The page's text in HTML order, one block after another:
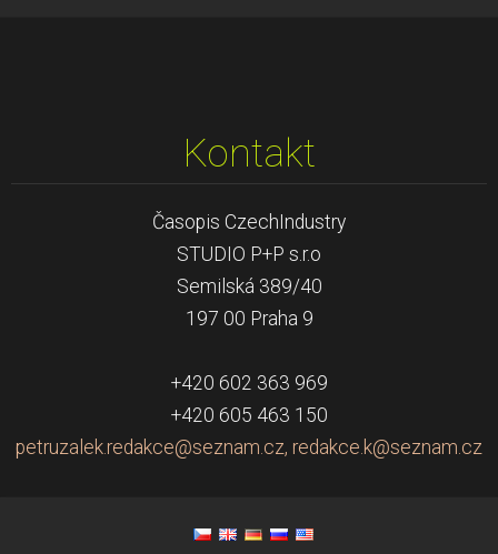
Kontakt
Časopis CzechIndustry
STUDIO P+P s.r.o
Semilská 389/40
197 00 Praha 9
+420 602 363 969
+420 605 463 150
petruzalek.redakce@seznam.cz, redakce.k@seznam.cz